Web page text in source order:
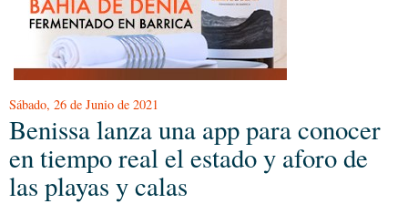
Sábado, 26 de Junio de 2021
Benissa lanza una app para conocer
en tiempo real el estado y aforo de
las playas y calas